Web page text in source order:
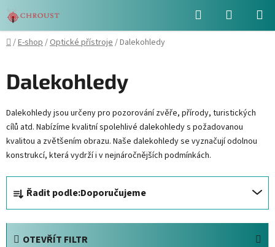
na
obsah
Hledat
KOŠÍK
Domů
/E-shop/Optické přístroje/Dalekohledy
Dalekohledy
Dalekohledy jsou určeny pro pozorování zvěře, přírody, turistických
cílů atd. Nabízíme kvalitní spolehlivé dalekohledy s požadovanou
kvalitou a zvětšením obrazu. Naše dalekohledy se vyznačují odolnou
konstrukcí, která vydrží i v nejnáročnějších podmínkách.
Ř
a
z
Řadit podle:Doporučujeme
OTEVŘÍT FILTR